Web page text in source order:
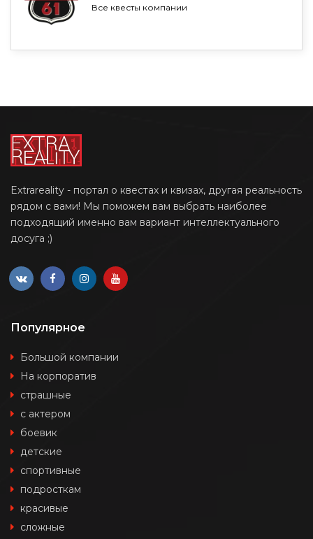
Все квесты компании
Extrareality - портал о квестах и квизах, другая реальность
рядом с вами! Мы поможем вам выбрать наиболее
подходящий именно вам вариант интеллектуального
досуга ;)
Популярное
Большой компании
На корпоратив
страшные
с актером
боевик
детские
спортивные
подросткам
красивые
сложные